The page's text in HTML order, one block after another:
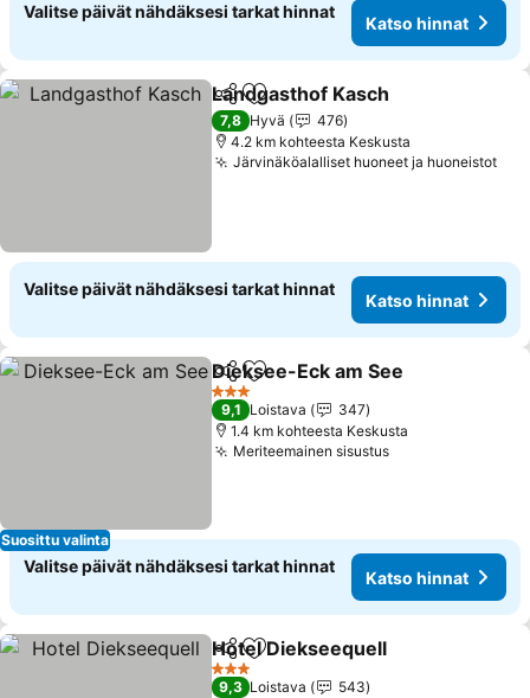
Valitse päivät nähdäksesi tarkat hinnat
Katso hinnat
Jaa Lisää suosikkeihin
Landgasthof Kasch
7,8 Hyvä
476
4.2 km kohteesta Keskusta
Järvinäköalalliset huoneet ja huoneistot
Valitse päivät nähdäksesi tarkat hinnat
Katso hinnat
Suosittu valinta
Jaa Lisää suosikkeihin
Dieksee-Eck am See
3 Tähtiluokitus
9,1 Loistava
347
1.4 km kohteesta Keskusta
Meriteemainen sisustusKatso hinnat
Valitse päivät nähdäksesi tarkat hinnat
Katso hinnat
Jaa Lisää suosikkeihin
Hotel Diekseequell
3 Tähtiluokitus
9,3 Loistava
543